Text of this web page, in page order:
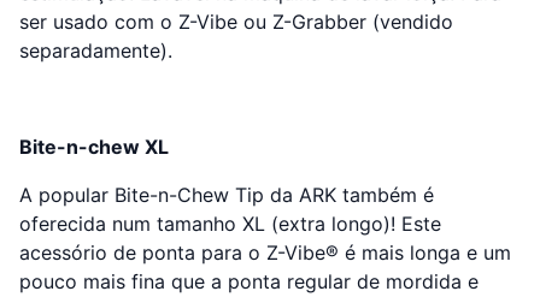
ser usado com o Z-Vibe ou Z-Grabber (vendido
separadamente).
Bite-n-chew XL
A popular Bite-n-Chew Tip da ARK também é
oferecida num tamanho XL (extra longo)! Este
acessório de ponta para o Z-Vibe® é mais longa e um
pouco mais fina que a ponta regular de mordida e